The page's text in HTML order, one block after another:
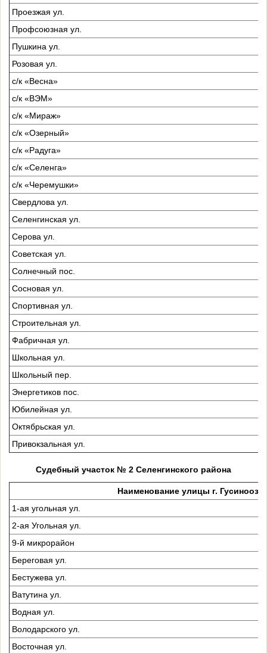
Проезжая ул.
Профсоюзная ул.
Пушкина ул.
Розовая ул.
с/к «Весна»
с/к «ВЭМ»
с/к «Мираж»
с/к «Озерный»
с/к «Радуга»
с/к «Селенга»
с/к «Черемушки»
Свердлова ул.
Селенгинская ул.
Серова ул.
Советская ул.
Солнечный пос.
Сосновая ул.
Спортивная ул.
Строительная ул.
Фабричная ул.
Школьная ул.
Школьный пер.
Энергетиков пос.
Юбилейная ул.
Октябрьская ул.
Привокзальная ул.
Судебный участок № 2 Селенгинского района
Наименование улицы г.
1-ая угольная ул.
2-ая Угольная ул.
9-й микрорайон
Береговая ул.
Бестужева ул.
Ватутина ул.
Водная ул.
Володарского ул.
Восточная ул.